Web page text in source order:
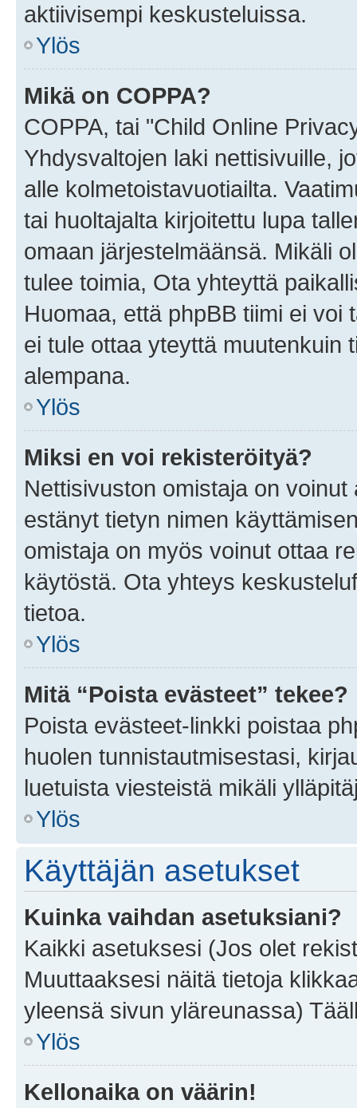
aktiivisempi keskusteluissa.
Ylös
Mikä on COPPA?
COPPA, tai "Child Online
Yhdysvaltojen laki nettisivuille,
alle kolmetoistavuotiailta.
tai huoltajalta kirjoitettu lupa
omaan järjestelmäänsä. Mikäli
tulee toimia, Ota yhteyttä
Huomaa, että phpBB tiimi ei
ei tule ottaa yteyttä muutenkuin
alempana.
Ylös
Miksi en voi rekisteröityä?
Nettisivuston omistaja on
estänyt tietyn nimen
omistaja on myös voinut ottaa
käytöstä. Ota yhteys
tietoa.
Ylös
Mitä “Poista evästeet” tekee?
Poista evästeet-linkki poistaa
huolen tunnistautmisestasi,
luetuista viesteistä mikäli
Ylös
Käyttäjän asetukset
Kuinka vaihdan asetuksiani?
Kaikki asetuksesi (Jos olet
Muuttaaksesi näitä tietoja
yleensä sivun yläreunassa)
Ylös
Kellonaika on väärin!